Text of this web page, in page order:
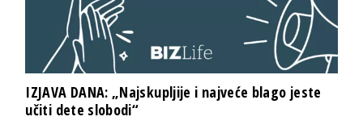
IZJAVA DANA: „Najskupljije i najveće blago jeste
učiti dete slobodi“